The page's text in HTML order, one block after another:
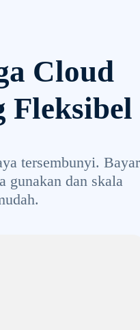
Cloud
Fleksibel
tersembunyi. Bayar
gunakan dan skala